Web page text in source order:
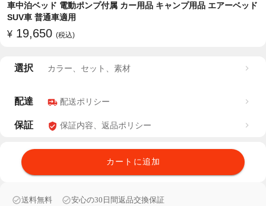
車中泊ベッド 電動ポンプ付属 カー用品 キャンプ用品 エアーベッド
SUV車 普通車適用
¥ 19,650 (税込)
選択 カラー、セット、素材
配達 配送ポリシー
保証 保証内容、返品ポリシー
カートに追加
送料無料 安心の30日間返品交換保証